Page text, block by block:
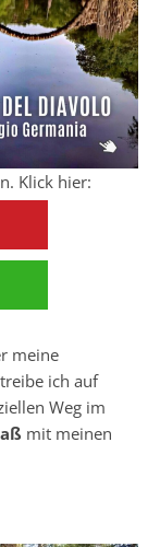
Klick hier:
meine
ich auf
Weg im
mit meinen